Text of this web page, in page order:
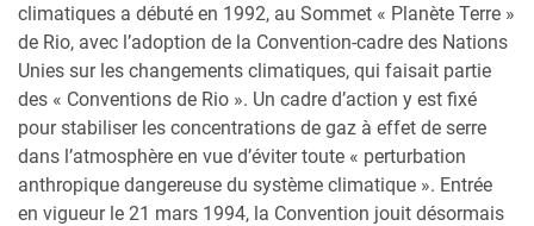
climatiques a débuté en 1992, au Sommet « Planète Terre »
de Rio, avec l’adoption de la Convention-cadre des Nations
Unies sur les changements climatiques, qui faisait partie
des « Conventions de Rio ». Un cadre d’action y est fixé
pour stabiliser les concentrations de gaz à effet de serre
dans l’atmosphère en vue d’éviter toute « perturbation
anthropique dangereuse du système climatique ». Entrée
en vigueur le 21 mars 1994, la Convention jouit désormais